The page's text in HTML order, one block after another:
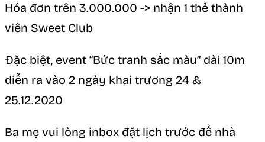
Hóa đơn trên 3.000.000 -> nhận 1 thẻ thành
viên Sweet Club
Đặc biệt, event “Bức tranh sắc màu” dài 10m
diễn ra vào 2 ngày khai trương 24 &
25.12.2020
Ba mẹ vui lòng inbox đặt lịch trước để nhà